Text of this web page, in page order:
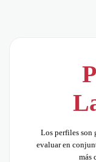
Los perfiles son
evaluar en
más